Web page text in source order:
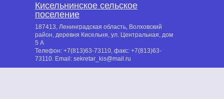
Кисельнинское сельское
поселение
187413, Ленинградская область, Волховский
район, деревня Кисельня, ул. Центральная, дом
5 А
Телефон: +7(813)63-73110, факс: +7(813)63-
73110. Email: sekretar_kis@mail.ru